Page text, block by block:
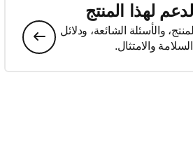
لهذا المنتج
والأسئلة الشائعة، ودلائل
والامتثال.